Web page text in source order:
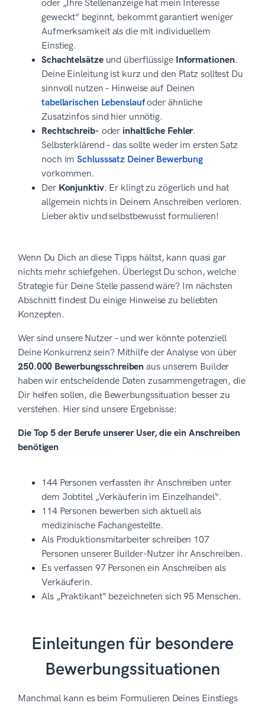
oder „Ihre Stellenanzeige hat mein Interesse
geweckt” beginnt, bekommt garantiert weniger
Aufmerksamkeit als die mit individuellem
Einstieg.
Schachtelsätze und überflüssige Informationen.
Deine Einleitung ist kurz und den Platz solltest Du
sinnvoll nutzen – Hinweise auf Deinen
tabellarischen Lebenslaufoder ähnliche
Zusatzinfos sind hier unnötig.
Rechtschreib- oder inhaltliche Fehler.
Selbsterklärend – das sollte weder im ersten Satz
noch imSchlusssatz Deiner Bewerbung
vorkommen.
Der Konjunktiv. Er klingt zu zögerlich und hat
allgemein nichts in Deinem Anschreiben verloren.
Lieber aktiv und selbstbewusst formulieren!
Wenn Du Dich an diese Tipps hältst, kann quasi gar
nichts mehr schiefgehen. Überlegst Du schon, welche
Strategie für Deine Stelle passend wäre? Im nächsten
Abschnitt findest Du einige Hinweise zu beliebten
Konzepten.
Wer sind unsere Nutzer – und wer könnte potenziell
Deine Konkurrenz sein? Mithilfe der Analyse von über
250.000 Bewerbungsschreibenaus unserem Builder
haben wir entscheidende Daten zusammengetragen, die
Dir helfen sollen, die Bewerbungssituation besser zu
verstehen. Hier sind unsere Ergebnisse:
Die Top 5 der Berufe unserer User, die ein Anschreiben
benötigen
144 Personen verfassten ihr Anschreiben unter
dem Jobtitel „Verkäuferin im Einzelhandel“.
114 Personen bewerben sich aktuell als
medizinische Fachangestellte.
Als Produktionsmitarbeiter schreiben 107
Personen unserer Builder-Nutzer ihr Anschreiben.
Es verfassen 97 Personen ein Anschreiben als
Verkäuferin.
Als „Praktikant“ bezeichneten sich 95 Menschen.
Einleitungen für besondere
Bewerbungssituationen
Manchmal kann es beim Formulieren Deines Einstiegs